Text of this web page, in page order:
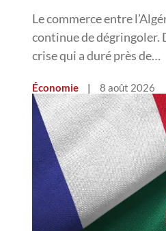
Le commerce entre
continue de dégringoler.
crise qui a duré près de…
Économie | 8 août 2026